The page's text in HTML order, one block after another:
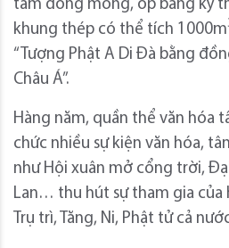
tấm đồng mỏng, ốp bằng kỹ
khung thép có thể tích 1000m
“Tượng Phật A Di Đà bằng
Châu Á”.
Hàng năm, quần thể văn hóa
chức nhiều sự kiện văn hóa,
như Hội xuân mở cổng trời,
Lan… thu hút sự tham gia của
Trụ trì, Tăng, Ni, Phật tử cả